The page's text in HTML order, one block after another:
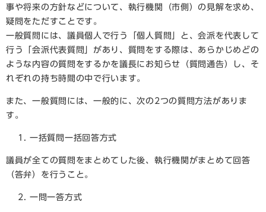
事や将来の方針などについて、執行機関（市側）の見解を求め、
疑問をただすことです。
一般質問には、議員個人で行う「個人質問」と、会派を代表して
行う「会派代表質問」があり、質問をする際は、あらかじめどの
ような内容の質問をするかを議長にお知らせ（質問通告）し、そ
れぞれの持ち時間の中で行います。
また、一般質問には、一般的に、次の2つの質問方法がありま
す。
一括質問一括回答方式
議員が全ての質問をまとめてした後、執行機関がまとめて回答
（答弁）を行うこと。
一問一答方式